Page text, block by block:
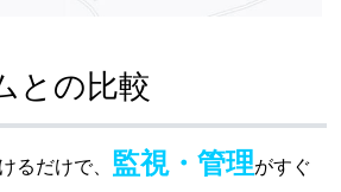
との比較
るだけで、 監視・管理がすぐ